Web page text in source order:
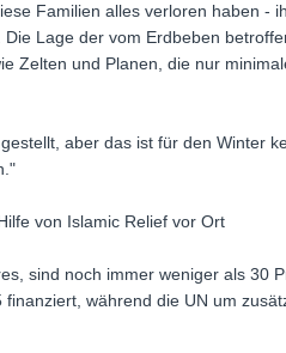
Familien alles verloren haben -
Lage der vom Erdbeben
Zelten und Planen, die nur
aber das ist für den Winter
von Islamic Relief vor Ort
sind noch immer weniger als 30
während die UN um